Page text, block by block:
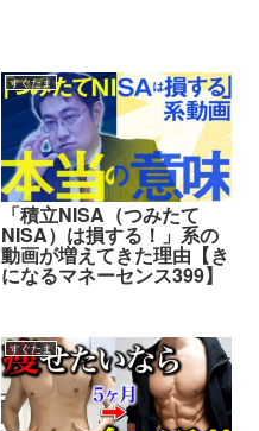
すぐたま
「積立NISA（つみたて
NISA）は損する！」系の
動画が増えてきた理由【き
になるマネーセンス399】
すぐたま